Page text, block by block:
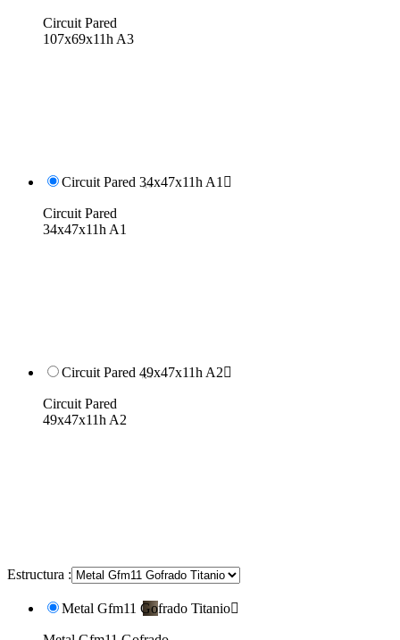
Circuit Pared
107x69x11h A3
Circuit Pared 34x47x11h A1 
Circuit Pared
34x47x11h A1
Circuit Pared 49x47x11h A2
Circuit Pared
49x47x11h A2
Estructura :
Metal Gfm11 Gofrado Titanio